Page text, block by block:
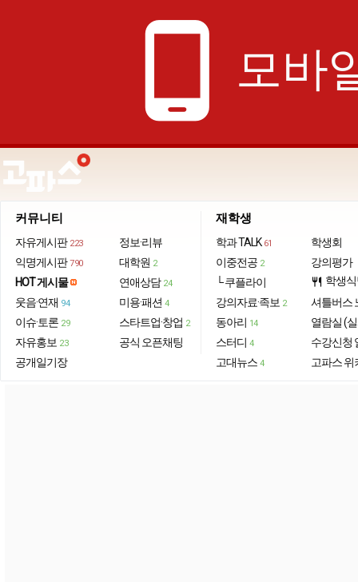
phone_android 모바
커뮤니티
자유게시판 223
익명게시판 790
HOT 게시물
웃음·연재 94
이슈·토론 29
자유홍보 23
공개일기장
정보·리뷰
대학원 2
연애상담 24
미용·패션 4
스타트업·창업 2
공식 오픈채팅
재학생
학과 TALK 61
이중전공 2
└ 쿠플라이
강의자료·족보 2
동아리 14
스터디 4
고대뉴스 4
학생회
강의평가
restaurant 학생
셔틀버스
열람실 (
수강신청
고파스 위